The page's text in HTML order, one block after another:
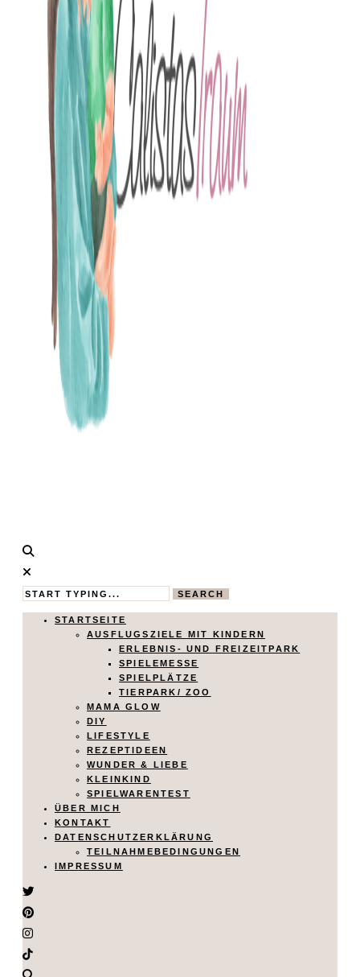
Calistas
Traum
MAMABLOG
SEARCH
STARTSEITE
AUSFLUGSZIELE MIT KINDERN
ERLEBNIS- UND FREIZEITPARK
SPIELEMESSE
SPIELPLÄTZE
TIERPARK/ ZOO
MAMA GLOW
DIY
LIFESTYLE
REZEPTIDEEN
WUNDER & LIEBE
KLEINKIND
SPIELWARENTEST
ÜBER MICH
KONTAKT
DATENSCHUTZERKLÄRUNG
TEILNAHMEBEDINGUNGEN
IMPRESSUM